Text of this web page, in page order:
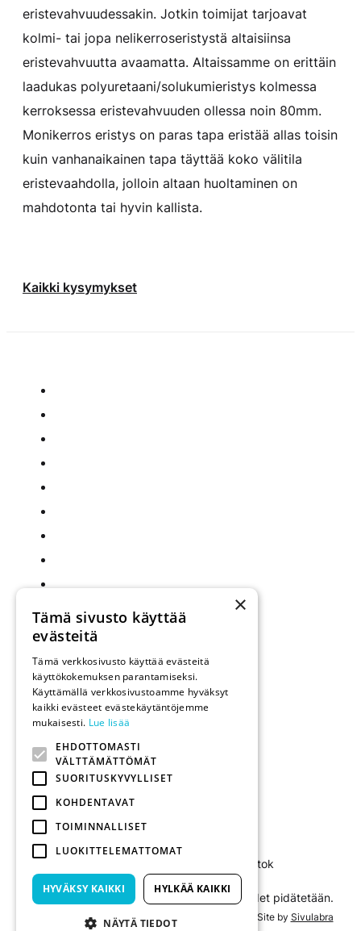
eristevahvuudessakin. Jotkin toimijat tarjoavat
kolmi- tai jopa nelikerroseristystä altaisiinsa
eristevahvuutta avaamatta. Altaissamme on erittäin
laadukas polyuretaani/solukumieristys kolmessa
kerroksessa eristevahvuuden ollessa noin 80mm.
Monikerros eristys on paras tapa eristää allas toisin
kuin vanhanaikainen tapa täyttää koko välitila
eristevaahdolla, jolloin altaan huoltaminen on
mahdotonta tai hyvin kallista.
Kaikki kysymykset
Porello
Tiktok
© Porello / Pooltech Oy 2026. Kaikki oikeudet pidätetään.
Site by Sivulabra
×
Tämä sivusto käyttää
evästeitä
Tämä verkkosivusto käyttää evästeitä
käyttökokemuksen parantamiseksi.
Käyttämällä verkkosivustoamme hyväksyt
kaikki evästeet evästekäytäntöjemme
mukaisesti. Lue lisää
EHDOTTOMASTI
VÄLTTÄMÄTTÖMÄT
SUORITUSKYVYLLISET
KOHDENTAVAT
TOIMINNALLISET
LUOKITTELEMATTOMAT
HYVÄKSY KAIKKI HYLKÄÄ KAIKKI
NÄYTÄ TIEDOT